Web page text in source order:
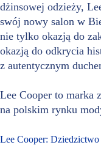
dżinsowej odzieży,
swój nowy salon w
nie tylko okazją do
okazją do odkrycia
z autentycznym
Lee Cooper to marka
na polskim rynku
Lee Cooper: Dziedzictwo